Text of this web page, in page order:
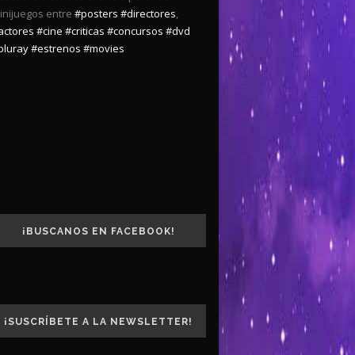
entre #posters #directores,
#cine #criticas #concursos #dvd
#estrenos #movies
¡BUSCANOS EN FACEBOOK!
¡SUSCRÍBETE A LA NEWSLETTER!